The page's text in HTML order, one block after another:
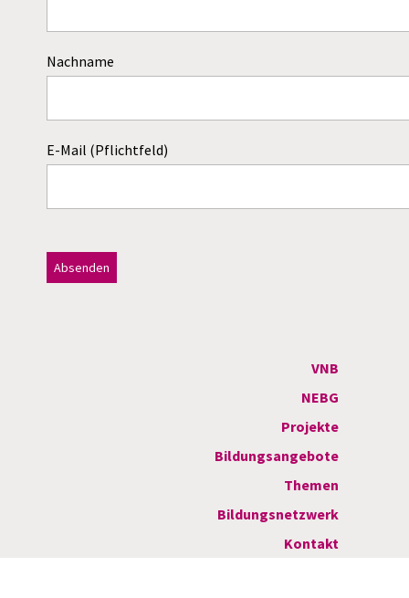
Nachname
E-Mail (Pflichtfeld)
VNB
NEBG
Projekte
Bildungsangebote
Themen
Bildungsnetzwerk
Kontakt